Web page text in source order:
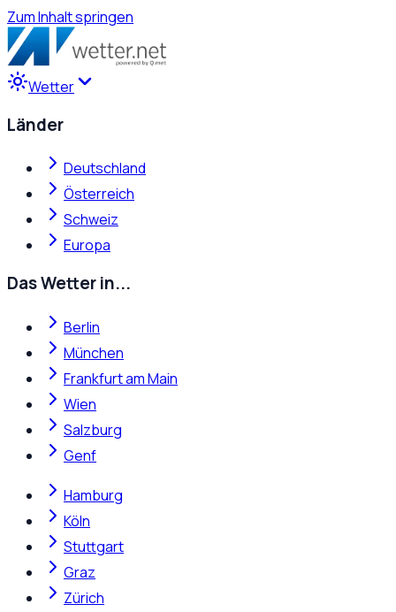
Zum Inhalt springen
Wetter
Länder
Deutschland
Österreich
Schweiz
Europa
Das Wetter in...
Berlin
München
Frankfurt am Main
Wien
Salzburg
Genf
Hamburg
Köln
Stuttgart
Graz
Zürich